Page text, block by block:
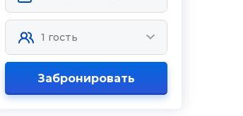
Забронировать